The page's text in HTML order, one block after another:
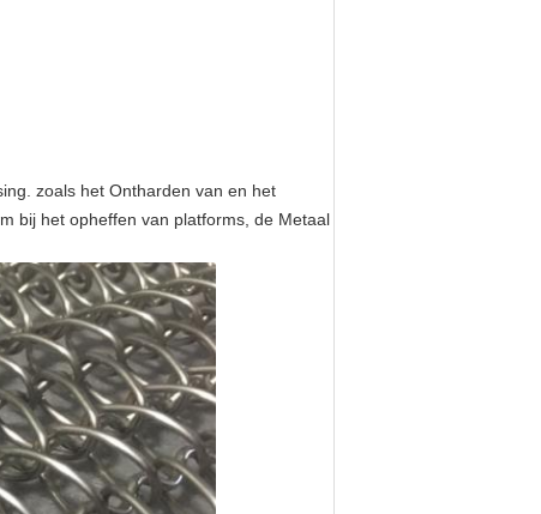
zoals het Ontharden van en het
bij het opheffen van platforms, de Metaal